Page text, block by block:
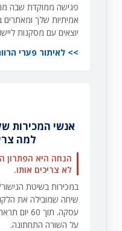
אמיתיות שלך ומאתרים
יוצאים עם מסקנות
לאיתור פערי
אנשי המכירות
למה
הנחה היא הפתרון
לא צריכים אותו.
במכירות בשיטת
שיחה שמובילה את
על השורה התחתונה.